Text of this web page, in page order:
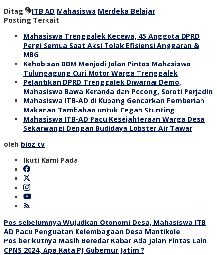
Ditag ITB AD Mahasiswa Merdeka Belajar
Posting Terkait
Mahasiswa Trenggalek Kecewa, 45 Anggota DPRD
Pergi Semua Saat Aksi Tolak Efisiensi Anggaran &
MBG
Kehabisan BBM Menjadi Jalan Pintas Mahasiswa
Tulungagung Curi Motor Warga Trenggalek
Pelantikan DPRD Trenggalek Diwarnai Demo,
Mahasiswa Bawa Keranda dan Pocong, Soroti Perjadin
Mahasiswa ITB-AD di Kupang Gencarkan Pemberian
Makanan Tambahan untuk Cegah Stunting
Mahasiswa ITB-AD Pacu Kesejahteraan Warga Desa
Sekarwangi Dengan Budidaya Lobster Air Tawar
oleh bioz tv
Ikuti Kami Pada
Navigasi
pos
Pos sebelumnya Wujudkan Otonomi Desa, Mahasiswa ITB
AD Pacu Penguatan Kelembagaan Desa Mantikole
Pos berikutnya Masih Beredar Kabar Ada Jalan Pintas Lain
CPNS 2024, Apa Kata PJ Gubernur Jatim ?